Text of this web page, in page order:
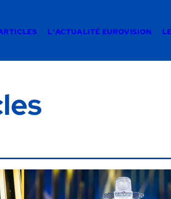
L'ACTUALITÉ EUROVISION